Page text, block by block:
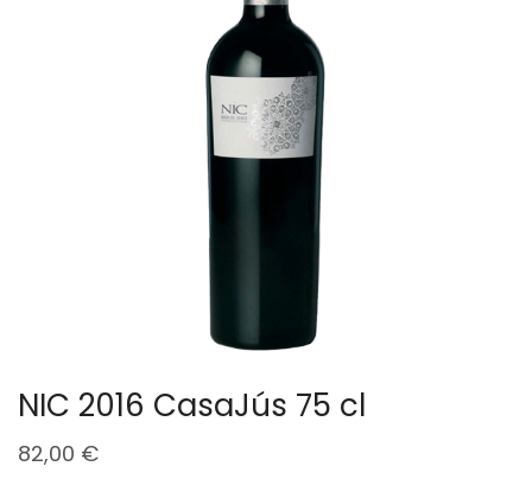
NIC 2016 CasaJús 75 cl
82,00 €